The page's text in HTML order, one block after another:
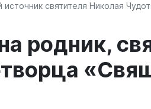
источник святителя Николая
родник,